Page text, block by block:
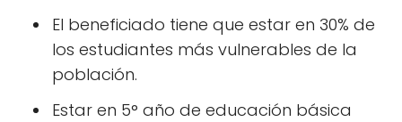
El beneficiado tiene que estar en 30% de
los estudiantes más vulnerables de la
población.
Estar en 5° año de educación básica